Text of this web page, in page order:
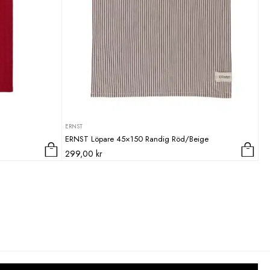
ERNST
ERNST Löpare 45×150 Randig Röd/Beige
299,00 kr